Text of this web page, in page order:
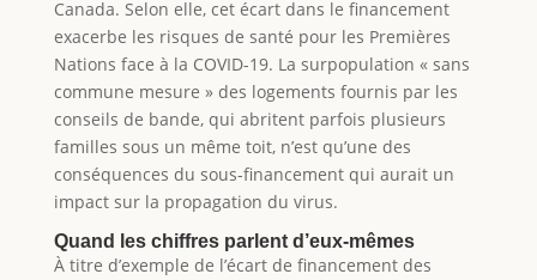
Canada. Selon elle, cet écart dans le financement
exacerbe les risques de santé pour les Premières
Nations face à la COVID-19. La surpopulation « sans
commune mesure » des logements fournis par les
conseils de bande, qui abritent parfois plusieurs
familles sous un même toit, n’est qu’une des
conséquences du sous-financement qui aurait un
impact sur la propagation du virus.
Quand les chiffres parlent d’eux-mêmes
À titre d’exemple de l’écart de financement des